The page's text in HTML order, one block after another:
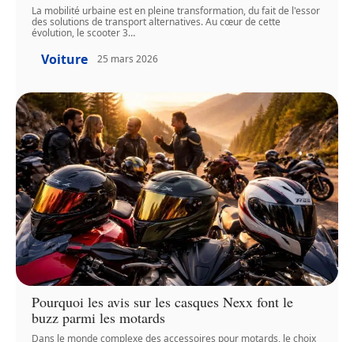
La mobilité urbaine est en pleine transformation, du fait de l'essor
des solutions de transport alternatives. Au cœur de cette
évolution, le scooter 3…
Voiture 25 mars 2026
Pourquoi les avis sur les casques Nexx font le
buzz parmi les motards
Dans le monde complexe des accessoires pour motards, le choix